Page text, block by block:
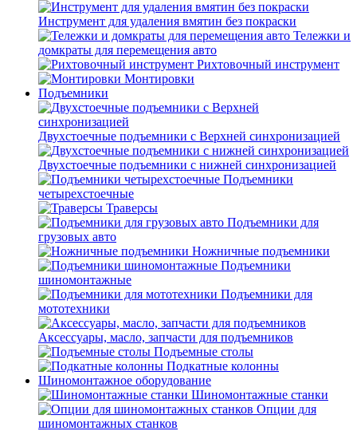
Инструмент для удаления вмятин без покраски
Тележки и
домкраты для перемещения авто
Рихтовочный инструмент
Монтировки
Подъемники
Двухстоечные подъемники с Верхней синхронизацией
Двухстоечные подъемники с нижней синхронизацией
Подъемники
четырехстоечные
Траверсы
Подъемники для
грузовых авто
Ножничные подъемники
Подъемники
шиномонтажные
Подъемники для
мототехники
Аксессуары, масло, запчасти для подъемников
Подъемные столы
Подкатные колонны
Шиномонтажное оборудование
Шиномонтажные станки
Опции для
шиномонтажных станков